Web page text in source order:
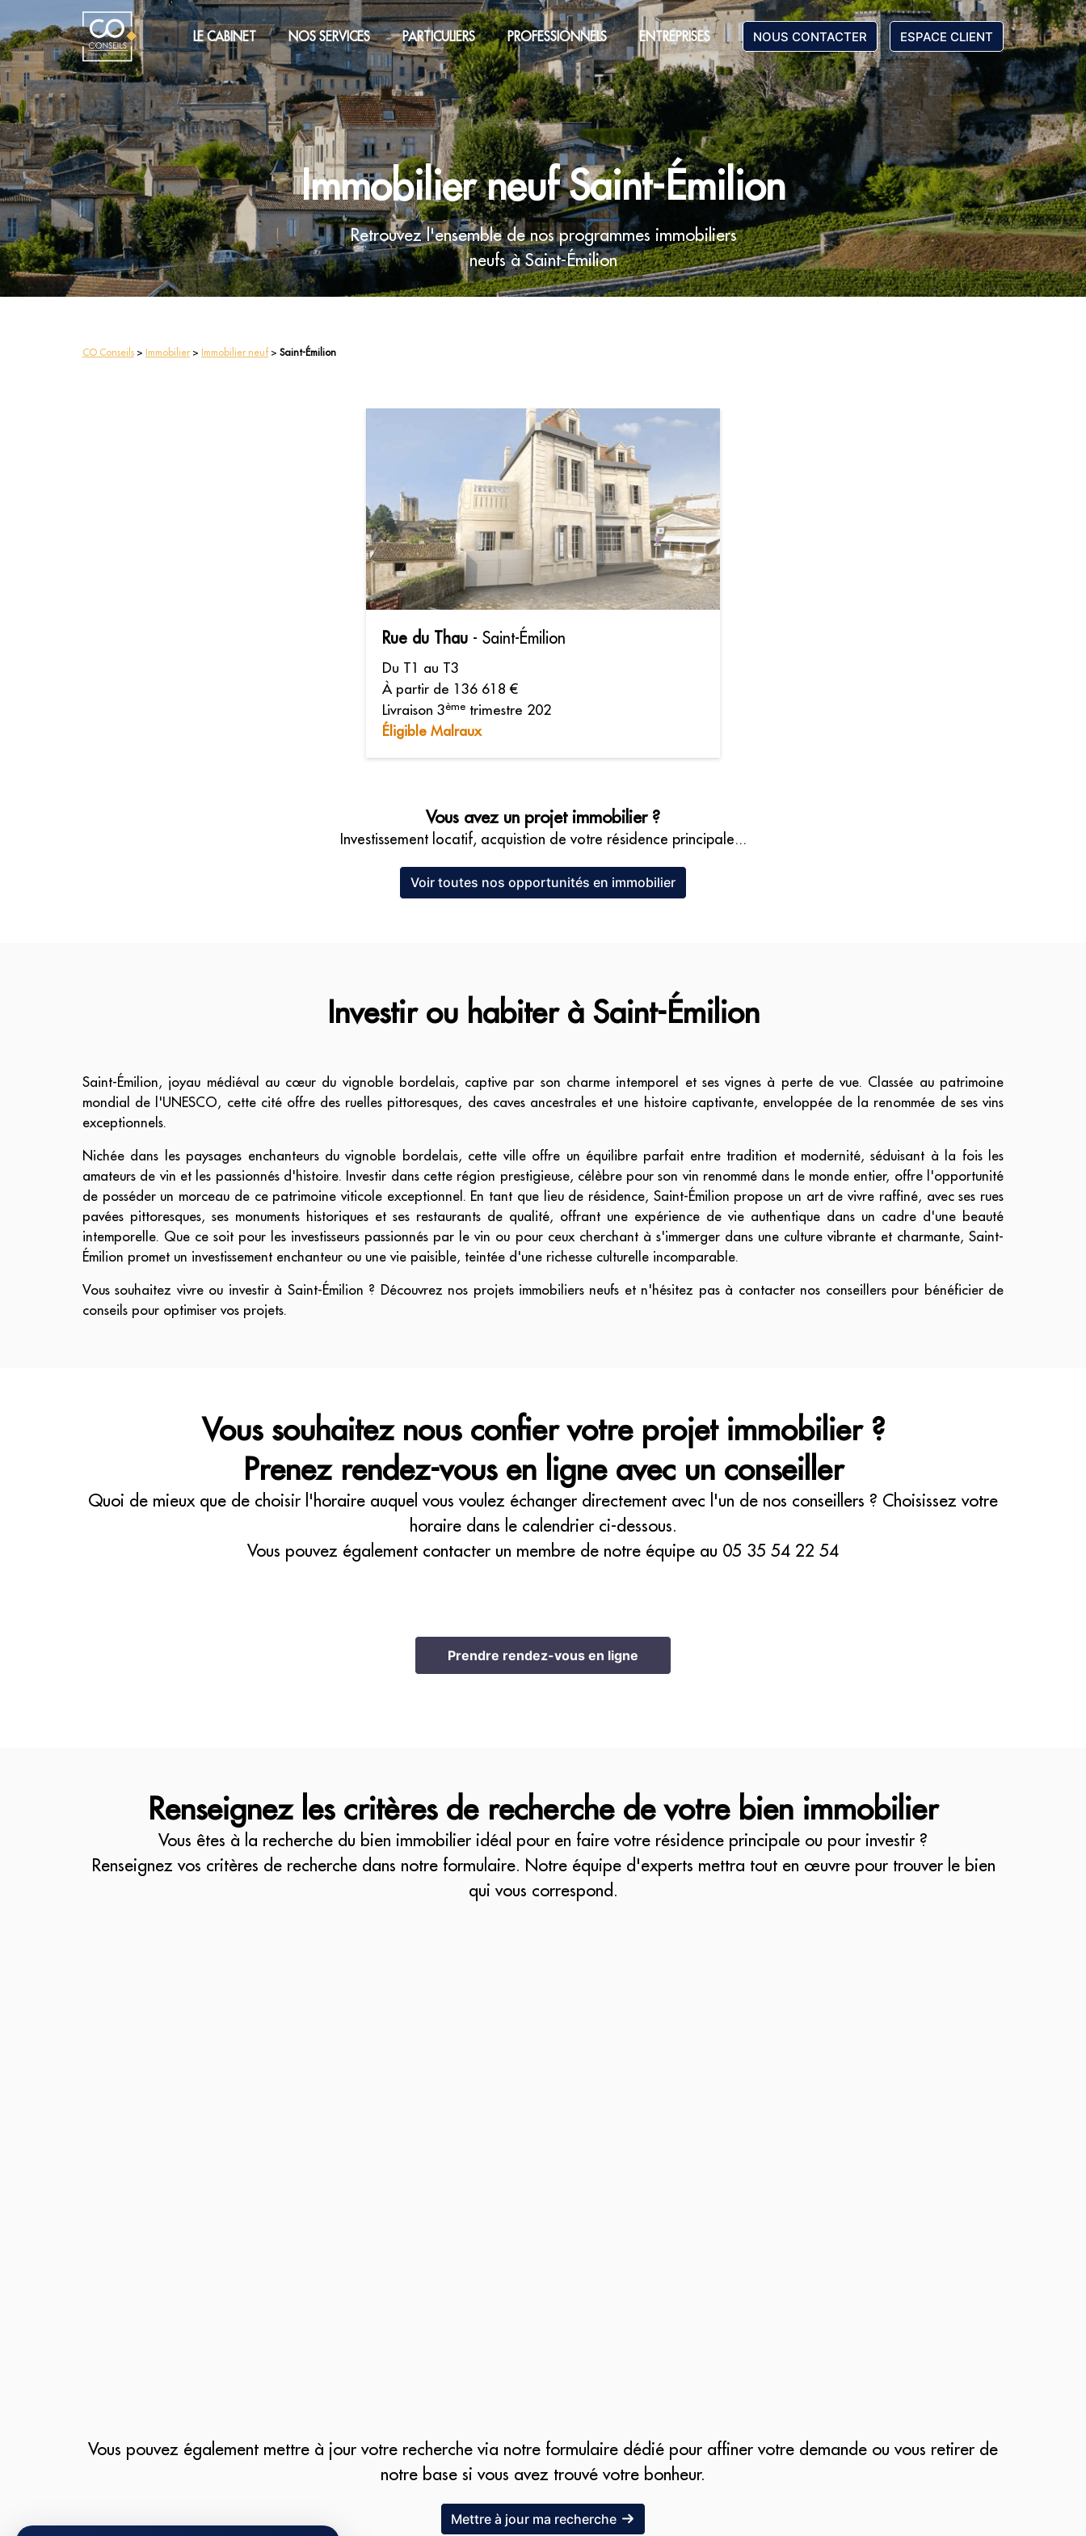
LE CABINET NOS SERVICES PARTICULIERS PROFESSIONNELS ENTREPRISES NOUS CONTACTER ESPACE CLIENT
Immobilier neuf Saint-Émilion
Retrouvez l'ensemble de nos programmes immobiliers
neufs à Saint-Émilion
CO Conseils > Immobilier> Immobilier neuf > Saint-Émilion
Rue du Thau - Saint-Émilion
Du T1 au T3
À partir de 136 618 €
Livraison 3ème trimestre 202
Éligible Malraux
Vous avez un projet immobilier ?
Investissement locatif, acquistion de votre résidence principale...
Voir toutes nos opportunités en immobilier
Investir ou habiter à Saint-Émilion
Saint-Émilion, joyau médiéval au cœur du vignoble bordelais, captive par son charme intemporel et ses vignes à perte de vue. Classée au patrimoine
mondial de l'UNESCO, cette cité offre des ruelles pittoresques, des caves ancestrales et une histoire captivante, enveloppée de la renommée de ses vins
exceptionnels.
Nichée dans les paysages enchanteurs du vignoble bordelais, cette ville offre un équilibre parfait entre tradition et modernité, séduisant à la fois les
amateurs de vin et les passionnés d'histoire. Investir dans cette région prestigieuse, célèbre pour son vin renommé dans le monde entier, offre l'opportunité
de posséder un morceau de ce patrimoine viticole exceptionnel. En tant que lieu de résidence, Saint-Émilion propose un art de vivre raffiné, avec ses rues
pavées pittoresques, ses monuments historiques et ses restaurants de qualité, offrant une expérience de vie authentique dans un cadre d'une beauté
intemporelle. Que ce soit pour les investisseurs passionnés par le vin ou pour ceux cherchant à s'immerger dans une culture vibrante et charmante, Saint-
Émilion promet un investissement enchanteur ou une vie paisible, teintée d'une richesse culturelle incomparable.
Vous souhaitez vivre ou investir à Saint-Émilion ? Découvrez nos projets immobiliers neufs et n'hésitez pas à contacter nos conseillers pour bénéficier de
conseils pour optimiser vos projets.
Vous souhaitez nous confier votre projet immobilier ?
Prenez rendez-vous en ligne avec un conseiller
Quoi de mieux que de choisir l'horaire auquel vous voulez échanger directement avec l'un de nos conseillers ? Choisissez votre
horaire dans le calendrier ci-dessous.
Vous pouvez également contacter un membre de notre équipe au 05 35 54 22 54
Prendre rendez-vous en ligne
Renseignez les critères de recherche de votre bien immobilier
Vous êtes à la recherche du bien immobilier idéal pour en faire votre résidence principale ou pour investir ?
Renseignez vos critères de recherche dans notre formulaire. Notre équipe d'experts mettra tout en œuvre pour trouver le bien
qui vous correspond.
Vous pouvez également mettre à jour votre recherche via notre formulaire dédié pour affiner votre demande ou vous retirer de
notre base si vous avez trouvé votre bonheur.
Mettre à jour ma recherche